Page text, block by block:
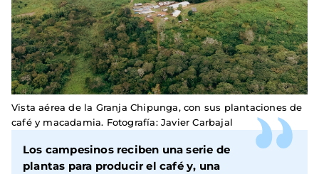
Vista aérea de la Granja Chipunga, con sus plantaciones de
café y macadamia. Fotografía: Javier Carbajal
Los campesinos reciben una serie de
plantas para producir el café y, una